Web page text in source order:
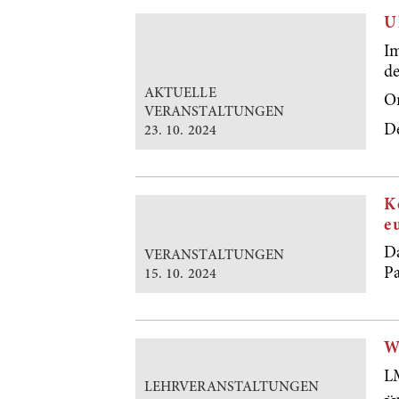
AKTUELLE
VERANSTALTUNGEN
23. 10. 2024
VERANSTALTUNGEN
15. 10. 2024
LEHRVERANSTALTUNGEN